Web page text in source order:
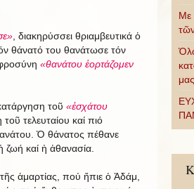
, διακηρύσσει θριαμβευτικά ὁ
θάνατό του θανάτωσε τόν
«θανάτου ἑορτάζομεν
τοῦ «ἐσχάτου
τελευταίου καί πιό
Ὁ θάνατος πέθανε
ζωή καί ἡ ἀθανασία.
ἁμαρτίας, πού ἤπιε ὁ Ἀδάμ,
Με
μας